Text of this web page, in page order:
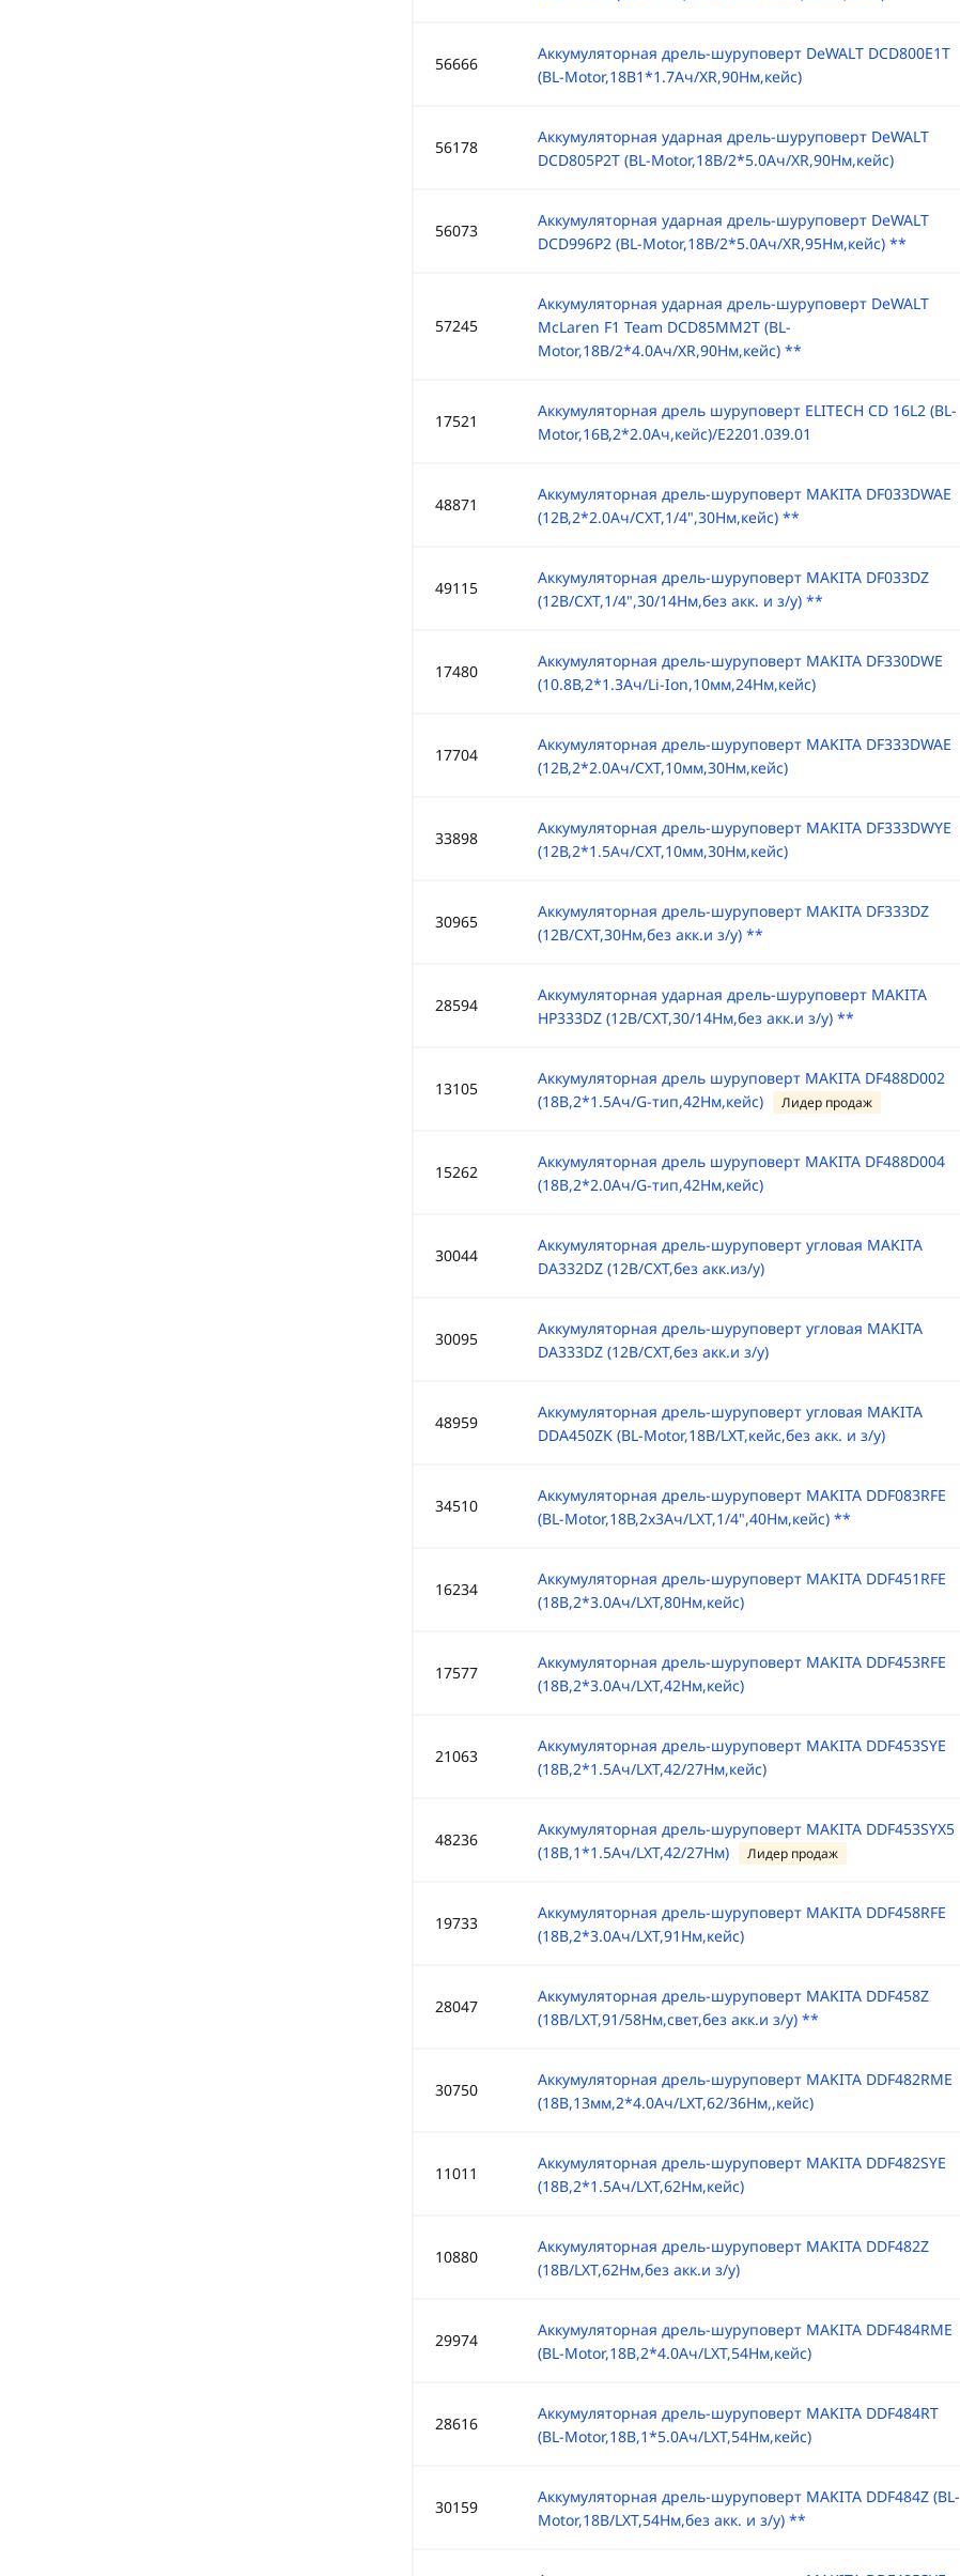
56666
Аккумуляторная дрель-шуруповерт DeWALT DCD800E1T
(BL-Motor,18B1*1.7Ач/XR,90Нм,кейс)
56178
Аккумуляторная ударная дрель-шуруповерт DeWALT
DCD805P2T (BL-Motor,18B/2*5.0Ач/XR,90Нм,кейс)
56073
Аккумуляторная ударная дрель-шуруповерт DeWALT
DCD996P2 (BL-Motor,18B/2*5.0Ач/XR,95Нм,кейс) **
57245
Аккумуляторная ударная дрель-шуруповерт DeWALT
McLaren F1 Team DCD85MM2T (BL-
Motor,18B/2*4.0Ач/XR,90Нм,кейс) **
17521
Аккумуляторная дрель шуруповерт ELITECH CD 16L2 (BL-
Motor,16В,2*2.0Ач,кейс)/E2201.039.01
48871
Аккумуляторная дрель-шуруповерт MAKITA DF033DWAE
(12В,2*2.0Ач/CXT,1/4",30Нм,кейс) **
49115
Аккумуляторная дрель-шуруповерт MAKITA DF033DZ
(12В/CXT,1/4",30/14Нм,без акк. и з/у) **
17480
Аккумуляторная дрель-шуруповерт MAKITA DF330DWE
(10.8В,2*1.3Ач/Li-Ion,10мм,24Нм,кейс)
17704
Аккумуляторная дрель-шуруповерт MAKITA DF333DWAE
(12В,2*2.0Ач/CXT,10мм,30Нм,кейс)
33898
Аккумуляторная дрель-шуруповерт MAKITA DF333DWYE
(12В,2*1.5Ач/CXT,10мм,30Нм,кейс)
30965
Аккумуляторная дрель-шуруповерт MAKITA DF333DZ
(12В/CXT,30Нм,без акк.и з/у) **
28594
Аккумуляторная ударная дрель-шуруповерт MAKITA
HP333DZ (12В/CXT,30/14Нм,без акк.и з/у) **
13105
Аккумуляторная дрель шуруповерт MAKITA DF488D002
(18B,2*1.5Ач/G-тип,42Нм,кейс)
Лидер продаж
15262
Аккумуляторная дрель шуруповерт MAKITA DF488D004
(18B,2*2.0Ач/G-тип,42Нм,кейс)
30044
Аккумуляторная дрель-шуруповерт угловая MAKITA
DA332DZ (12В/CXT,без акк.из/у)
30095
Аккумуляторная дрель-шуруповерт угловая MAKITA
DA333DZ (12В/CXT,без акк.и з/у)
48959
Аккумуляторная дрель-шуруповерт угловая MAKITA
DDA450ZK (BL-Motor,18В/LXT,кейс,без акк. и з/у)
34510
Аккумуляторная дрель-шуруповерт MAKITA DDF083RFE
(BL-Motor,18В,2х3Ач/LXT,1/4",40Нм,кейс) **
16234
Аккумуляторная дрель-шуруповерт MAKITA DDF451RFE
(18B,2*3.0Ач/LXT,80Нм,кейс)
17577
Аккумуляторная дрель-шуруповерт MAKITA DDF453RFE
(18B,2*3.0Ач/LXT,42Нм,кейс)
21063
Аккумуляторная дрель-шуруповерт MAKITA DDF453SYE
(18B,2*1.5Ач/LXT,42/27Нм,кейс)
48236
Аккумуляторная дрель-шуруповерт MAKITA DDF453SYX5
(18B,1*1.5Ач/LXT,42/27Нм)
Лидер продаж
19733
Аккумуляторная дрель-шуруповерт MAKITA DDF458RFE
(18B,2*3.0Ач/LXT,91Нм,кейс)
28047
Аккумуляторная дрель-шуруповерт MAKITA DDF458Z
(18B/LXT,91/58Нм,свет,без акк.и з/у) **
30750
Аккумуляторная дрель-шуруповерт MAKITA DDF482RME
(18B,13мм,2*4.0Ач/LXT,62/36Нм,,кейс)
11011
Аккумуляторная дрель-шуруповерт MAKITA DDF482SYE
(18B,2*1.5Ач/LXT,62Нм,кейс)
10880
Аккумуляторная дрель-шуруповерт MAKITA DDF482Z
(18B/LXT,62Нм,без акк.и з/у)
29974
Аккумуляторная дрель-шуруповерт MAKITA DDF484RME
(BL-Motor,18B,2*4.0Ач/LXT,54Нм,кейс)
28616
Аккумуляторная дрель-шуруповерт MAKITA DDF484RT
(BL-Motor,18B,1*5.0Ач/LXT,54Нм,кейс)
30159
Аккумуляторная дрель-шуруповерт MAKITA DDF484Z (BL-
Motor,18B/LXT,54Нм,без акк. и з/у) **